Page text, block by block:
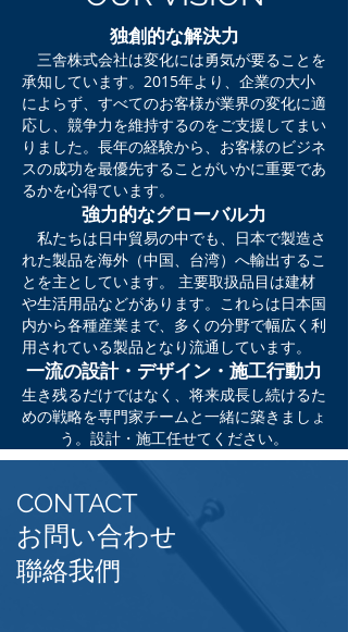
CONTACT
お問い合わせ
聯絡我們
独創的な解決力
三舎株式会社は変化には勇気が要ることを
承知しています。2015年より、企業の大小
によらず、すべてのお客様が業界の変化に適
応し、競争力を維持するのをご支援してまい
りました。長年の経験から、お客様のビジネ
スの成功を最優先することがいかに重要であ
るかを心得ています。
強力的なグローバル力
私たちは日中貿易の中でも、日本で製造さ
れた製品を海外（中国、台湾）へ輸出するこ
とを主としています。 主要取扱品目は建材
や生活用品などがあります。 これらは日本国
内から各種産業まで、多くの分野で幅広く利
用されている製品となり流通しています。
一流の設計・デザイン・施工行動力
生き残るだけではなく、将来成長し続けるた
めの戦略を専門家チームと一緒に築きましょ
う。設計・施工任せてください。